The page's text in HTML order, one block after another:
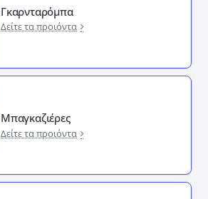
Γκαρνταρόμπα
Δείτε τα προιόντα
Μπαγκαζιέρες
Δείτε τα προιόντα